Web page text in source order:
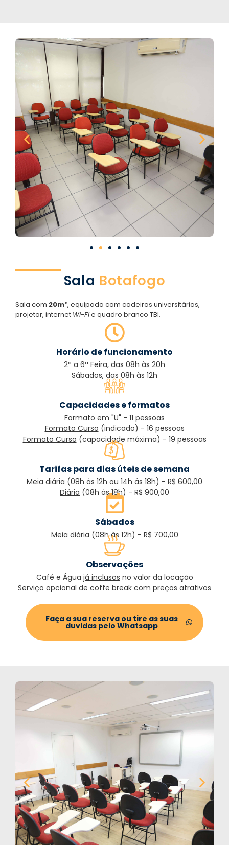
Sala Botafogo
Sala com 20m², equipada com cadeiras universitárias,
projetor, internet Wi-Fie quadro branco TBI.
Horário de funcionamento
2ª a 6ª Feira, das 08h às 20h
Sábados, das 08h às 12h
Capacidades e formatos
Formato em "U" - 11 pessoas
Formato Curso (indicado) - 16 pessoas
Formato Curso (capacidade máxima) - 19 pessoas
Tarifas para dias úteis de semana
Meia diária (08h às 12h ou 14h ás 18h) - R$ 600,00
Diária (08h às 18h) - R$ 900,00
Sábados
Meia diária (08h às 12h) - R$ 700,00
Observações
Café e Água já inclusos no valor da locação
Serviço opcional de coffe break com preços atrativos
Faça a sua reserva ou tire as suas
duvidas pelo Whatsapp